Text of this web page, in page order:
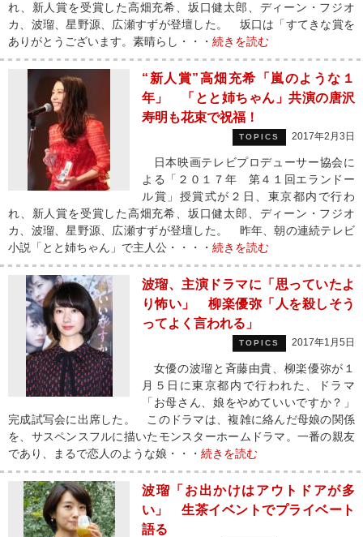
れ、新人賞を受賞した高畑充希、坂口健太郎、ディーン・フジオ
カ、波瑠、星野源、広瀬すずが登壇した。 坂口は「すてきな賞を
ありがとうございます。素晴らし・・・ 続きを読む
“新人賞”高畑充希「嵐のような１
年」 「とと姉ちゃん」共演の唐沢
寿明も花束で祝福！
TOPICS 2017年2月3日
日本映画テレビプロデューサー協会に
よる「２０１７年 第４１回エランドー
ル賞」授賞式が２日、東京都内で行わ
れ、新人賞を受賞した高畑充希、坂口健太郎、ディーン・フジオ
カ、波瑠、星野源、広瀬すずが登壇した。 昨年、朝の連続テレビ
小説「とと姉ちゃん」で主人公・・・・ 続きを読む
波瑠、主演ドラマに「思っていたよ
り怖い」 柳楽優弥「人を殺しそう
ってよく言われる」
TOPICS 2017年1月5日
女優の波瑠と斉藤由貴、柳楽優弥が１
月５日に東京都内で行われた、ドラマ
「お母さん、娘をやめていいですか？」
完成試写会に出席した。 このドラマは、複雑に絡んだ母娘の関係
を、サスペンスフルに描いたモンスターホームドラマ。一番の親友
であり、まるで恋人のような娘・・・ 続きを読む
波瑠「お出かけはアウトドアが多
い」 生茶イベントでプライベート
語る